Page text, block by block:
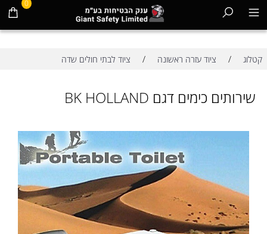
0
קטלוג / ציוד עזרה ראשונה / ציוד לבתי חולים שדה
שירותים כימים דגם BK HOLLAND